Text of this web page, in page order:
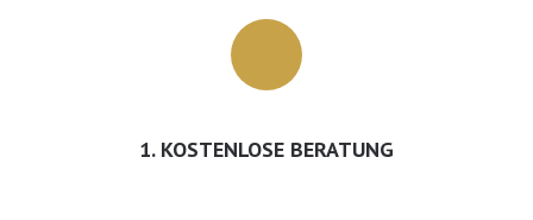
1. KOSTENLOSE BERATUNG